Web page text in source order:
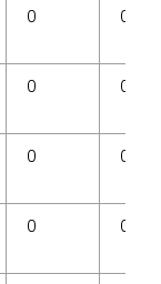
0 0
0 0
0 0
0 0